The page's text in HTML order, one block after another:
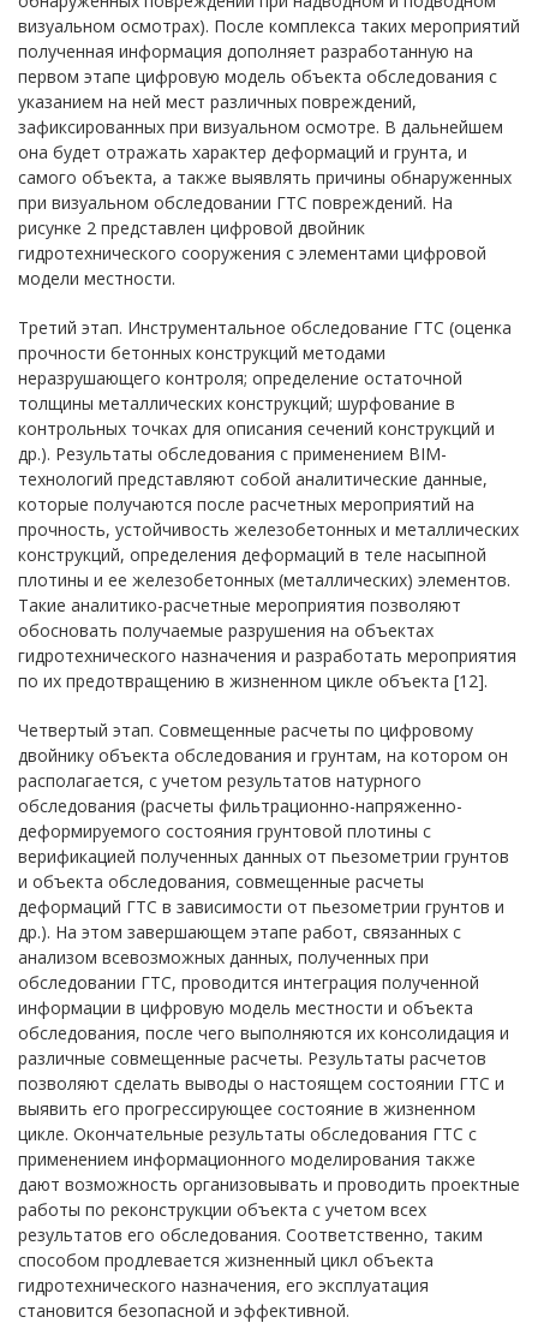
визуальном осмотрах). После комплекса таких мероприятий
полученная информация дополняет разработанную на
первом этапе цифровую модель объекта обследования с
указанием на ней мест различных повреждений,
зафиксированных при визуальном осмотре. В дальнейшем
она будет отражать характер деформаций и грунта, и
самого объекта, а также выявлять причины обнаруженных
при визуальном обследовании ГТС повреждений. На
рисунке 2 представлен цифровой двойник
гидротехнического сооружения с элементами цифровой
модели местности.
Третий этап. Инструментальное обследование ГТС (оценка
прочности бетонных конструкций методами
неразрушающего контроля; определение остаточной
толщины металлических конструкций; шурфование в
контрольных точках для описания сечений конструкций и
др.). Результаты обследования с применением BIM-
технологий представляют собой аналитические данные,
которые получаются после расчетных мероприятий на
прочность, устойчивость железобетонных и металлических
конструкций, определения деформаций в теле насыпной
плотины и ее железобетонных (металлических) элементов.
Такие аналитико-расчетные мероприятия позволяют
обосновать получаемые разрушения на объектах
гидротехнического назначения и разработать мероприятия
по их предотвращению в жизненном цикле объекта [12].
Четвертый этап. Совмещенные расчеты по цифровому
двойнику объекта обследования и грунтам, на котором он
располагается, с учетом результатов натурного
обследования (расчеты фильтрационно-напряженно-
деформируемого состояния грунтовой плотины с
верификацией полученных данных от пьезометрии грунтов
и объекта обследования, совмещенные расчеты
деформаций ГТС в зависимости от пьезометрии грунтов и
др.). На этом завершающем этапе работ, связанных с
анализом всевозможных данных, полученных при
обследовании ГТС, проводится интеграция полученной
информации в цифровую модель местности и объекта
обследования, после чего выполняются их консолидация и
различные совмещенные расчеты. Результаты расчетов
позволяют сделать выводы о настоящем состоянии ГТС и
выявить его прогрессирующее состояние в жизненном
цикле. Окончательные результаты обследования ГТС с
применением информационного моделирования также
дают возможность организовывать и проводить проектные
работы по реконструкции объекта с учетом всех
результатов его обследования. Соответственно, таким
способом продлевается жизненный цикл объекта
гидротехнического назначения, его эксплуатация
становится безопасной и эффективной.